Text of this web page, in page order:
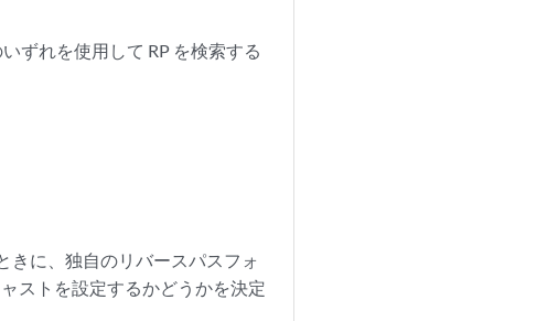
ずれを使用して RP を検索する
きに、独自のリバースパスフォ
ストを設定するかどうかを決定